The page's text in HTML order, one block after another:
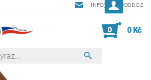
INFO@PERWOOD.CZ
0 0 Kč